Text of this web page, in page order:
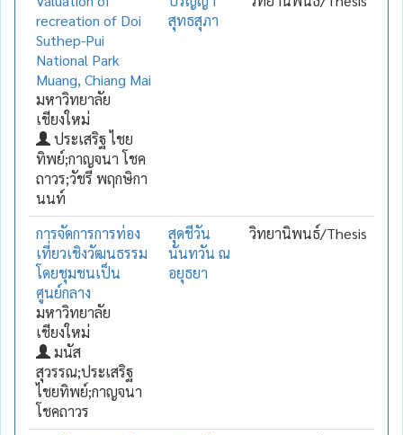
recreation of Doi
Suthep-Pui
National Park
Muang, Chiang Mai
มหาวิทยาลัย
เชียงใหม่
ประเสริฐ ไชย
ทิพย์;กาญจนา โชค
ถาวร;วัชรี พฤกษิกา
นนท์
สุทธสุภา
การจัดการการท่อง
เที่ยวเชิงวัฒนธรรม
โดยชุมชนเป็น
ศูนย์กลาง
มหาวิทยาลัย
เชียงใหม่
มนัส
สุวรรณ;ประเสริฐ
ไชยทิพย์;กาญจนา
โชคถาวร
สุดชีวัน
นันทวัน ณ
อยุธยา
วิทยานิพนธ์/Thesis